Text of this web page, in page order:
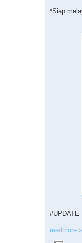
*Siap
#UPDATE
readmore